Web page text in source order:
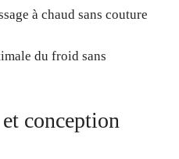
à chaud sans couture
du froid sans
conception